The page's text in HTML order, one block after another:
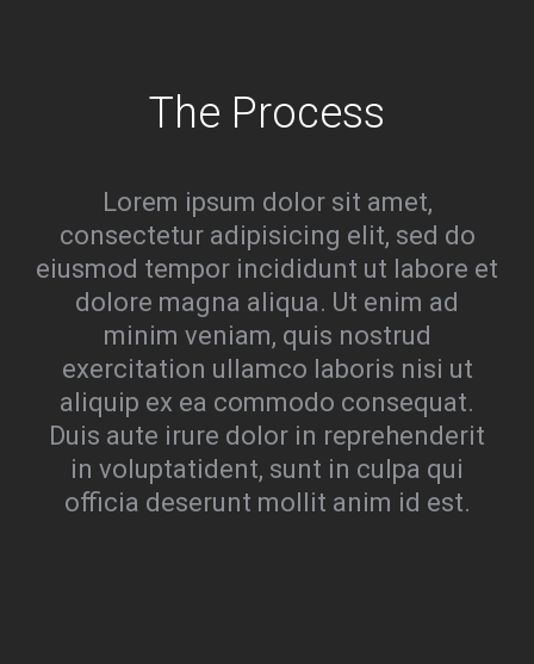
The Process
Lorem ipsum dolor sit amet,
consectetur adipisicing elit, sed do
eiusmod tempor incididunt ut labore et
dolore magna aliqua. Ut enim ad
minim veniam, quis nostrud
exercitation ullamco laboris nisi ut
aliquip ex ea commodo consequat.
Duis aute irure dolor in reprehenderit
in voluptatident, sunt in culpa qui
officia deserunt mollit anim id est.